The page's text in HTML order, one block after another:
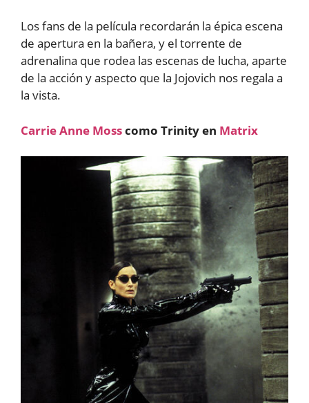
Los fans de la película recordarán la épica escena
de apertura en la bañera, y el torrente de
adrenalina que rodea las escenas de lucha, aparte
de la acción y aspecto que la Jojovich nos regala a
la vista.
Carrie Anne Mosscomo Trinity en Matrix